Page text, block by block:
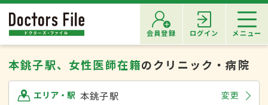
会員登録 ログイン メニュー
本銚子駅、女性医師在籍のクリニック・病院
エリア・駅 本銚子駅 変更